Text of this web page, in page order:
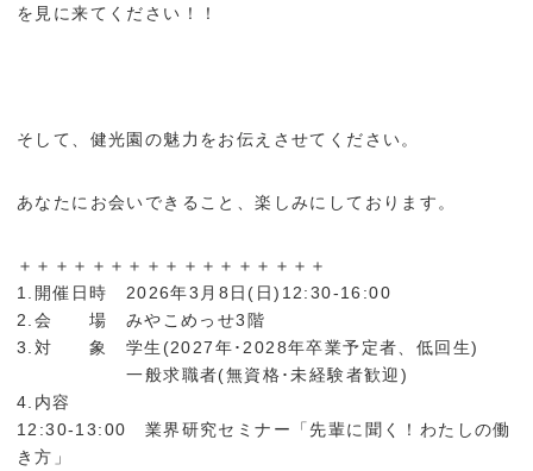
を見に来てください！！
そして、健光園の魅力をお伝えさせてください。
あなたにお会いできること、楽しみにしております。
＋＋＋＋＋＋＋＋＋＋＋＋＋＋＋＋＋
1.開催日時 2026年3月8日(日)12:30-16:00
2.会 場 みやこめっせ3階
3.対 象 学生(2027年･2028年卒業予定者、低回生)
一般求職者(無資格･未経験者歓迎)
4.内容
12:30-13:00 業界研究セミナー「先輩に聞く！わたしの働
き方」